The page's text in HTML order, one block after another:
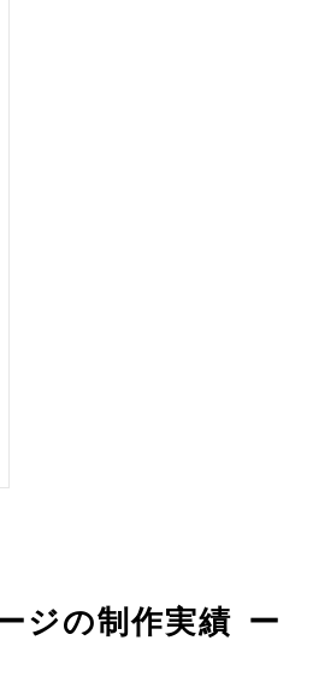
ージャパン 様
ジの制作実績